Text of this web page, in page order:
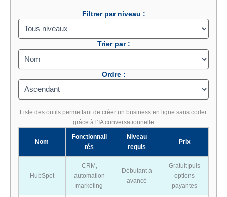
Filtrer par niveau :
Trier par :
Ordre :
Liste des outils permettant de créer un business en ligne sans coder
grâce à l’IA conversationnelle
Nom
Fonctionnali
tés
Niveau
requis
Prix
HubSpot
CRM,
automation
marketing
Débutant à
avancé
Gratuit puis
options
payantes